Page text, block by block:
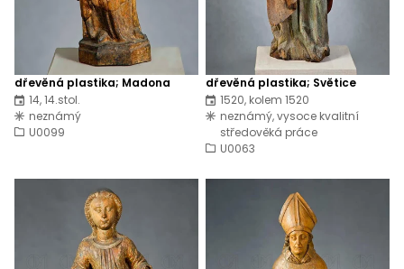
dřevěná plastika; Madona
14, 14.stol.
neznámý
U0099
dřevěná plastika; Světice
1520, kolem 1520
neznámý, vysoce kvalitní
středověká práce
U0063